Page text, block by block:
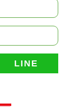
LINE